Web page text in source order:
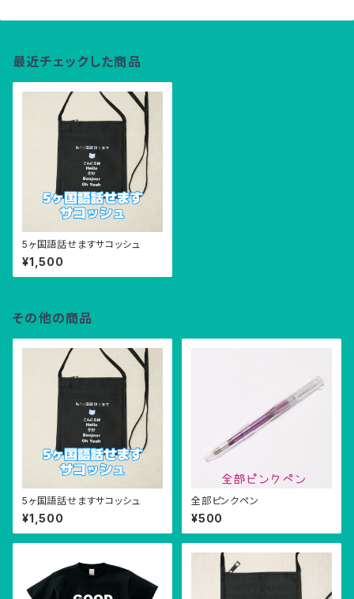
最近チェックした商品
5ヶ国語話せますサコッシュ
¥1,500
その他の商品
5ヶ国語話せますサコッシュ
¥1,500
全部ピンクペン
¥500